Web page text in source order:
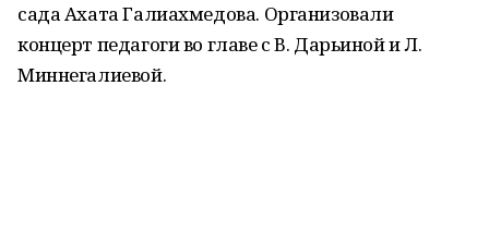
сада Ахата Галиахмедова. Организовали
концерт педагоги во главе с В. Дарьиной и Л.
Миннегалиевой.